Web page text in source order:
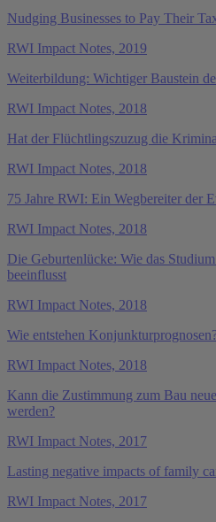
Nudging Businesses to Pay Their
RWI Impact Notes, 2019
Weiterbildung: Wichtiger Baustein
RWI Impact Notes, 2018
Hat der Flüchtlingszuzug die
RWI Impact Notes, 2018
75 Jahre RWI: Ein Wegbereiter der
RWI Impact Notes, 2018
Die Geburtenlücke: Wie das
beeinflusst
RWI Impact Notes, 2018
Wie entstehen
RWI Impact Notes, 2018
Kann die Zustimmung zum Bau
werden?
RWI Impact Notes, 2017
Lasting negative impacts of family
RWI Impact Notes, 2017